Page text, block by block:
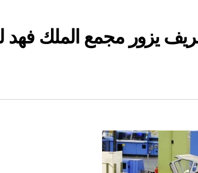
يزور مجمع الملك